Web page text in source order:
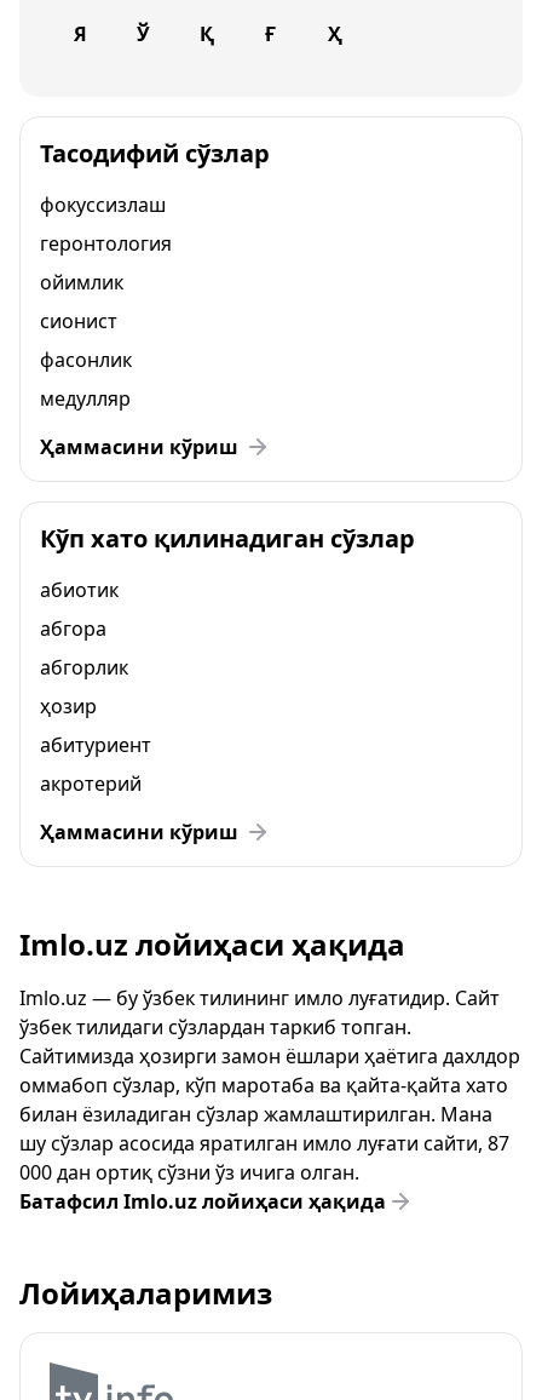
Я Ў Қ Ғ Ҳ
Тасодифий сўзлар
фокуссизлаш
геронтология
ойимлик
сионист
фасонлик
медулляр
Ҳаммасини кўриш
Кўп хато қилинадиган сўзлар
абиотик
абгора
абгорлик
ҳозир
абитуриент
акротерий
Ҳаммасини кўриш
Imlo.uz лойиҳаси ҳақида
Imlo.uz — бу ўзбек тилининг имло луғатидир. Сайт
ўзбек тилидаги сўзлардан таркиб топган.
Сайтимизда ҳозирги замон ёшлари ҳаётига дахлдор
оммабоп сўзлар, кўп маротаба ва қайта-қайта хато
билан ёзиладиган сўзлар жамлаштирилган. Мана
шу сўзлар асосида яратилган имло луғати сайти, 87
000 дан ортиқ сўзни ўз ичига олган.
Батафсил Imlo.uz лойиҳаси ҳақида
Лойиҳаларимиз